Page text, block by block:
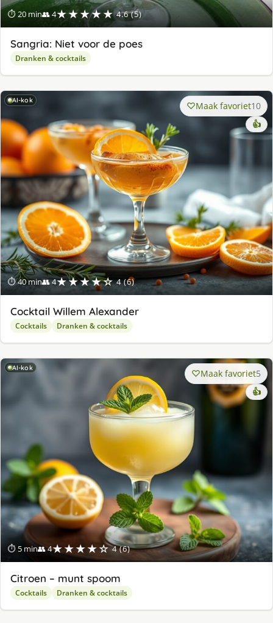
⏱ 20 min👥 4★★★★★ 4.6 (5)
Sangria: Niet voor de poes
Dranken & cocktails
AI-kok
⏱ 40 min👥 4★★★★☆ 4 (6)
Maak favoriet10
👍
Cocktail Willem Alexander
Cocktails Dranken & cocktails
AI-kok
⏱ 5 min👥 4★★★★☆ 4 (6)
Maak favoriet5
👍
Citroen – munt spoom
Cocktails Dranken & cocktails